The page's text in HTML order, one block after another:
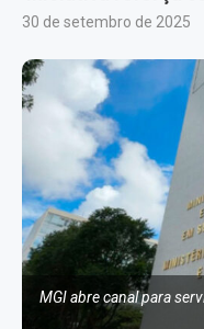
30 de setembro de 2025
MGI abre canal para